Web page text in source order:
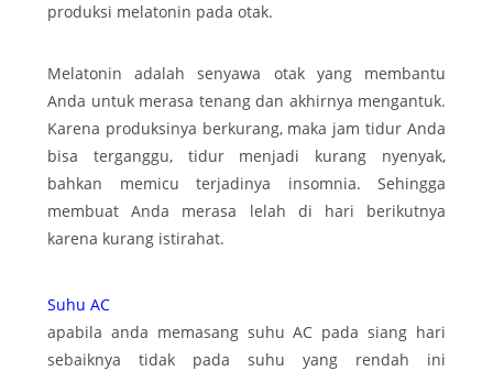
produksi melatonin pada otak.
Melatonin adalah senyawa otak yang membantu
Anda untuk merasa tenang dan akhirnya mengantuk.
Karena produksinya berkurang, maka jam tidur Anda
bisa terganggu, tidur menjadi kurang nyenyak,
bahkan memicu terjadinya insomnia. Sehingga
membuat Anda merasa lelah di hari berikutnya
karena kurang istirahat.
Suhu AC
apabila anda memasang suhu AC pada siang hari
sebaiknya tidak pada suhu yang rendah ini